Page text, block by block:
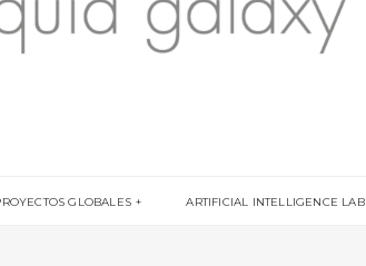
GLOBALES ARTIFICIAL INTELLIGENCE LAB